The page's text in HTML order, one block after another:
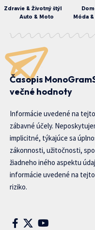
Zdravie & Životný štýl
Auto & Moto
Móda &
Časopis
večné hodnoty
Informácie uvedené na
zábavné účely.
implicitné, týkajúce sa
zákonnosti, užitočnosti,
žiadneho iného aspektu
informácie uvedené na
riziko.